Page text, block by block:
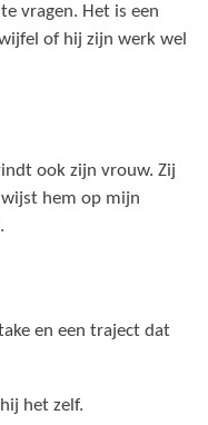
vragen. Het is een
of hij zijn werk wel
ook zijn vrouw. Zij
hem op mijn
en een traject dat
het zelf.